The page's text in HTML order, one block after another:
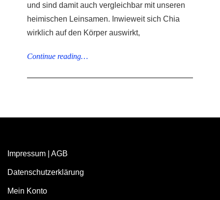
und sind damit auch vergleichbar mit unseren
heimischen Leinsamen. Inwieweit sich Chia
wirklich auf den Körper auswirkt,
Continue reading…
Impressum AGB
Datenschutzerklärung
Mein Konto